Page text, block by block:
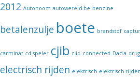
2012 Autonoom autowereld.be benzine
betalenzulje boete brandstof captur
carminat cd speler cjib clio connected Dacia
electrisch rijden elektrisch elektrisch rijden